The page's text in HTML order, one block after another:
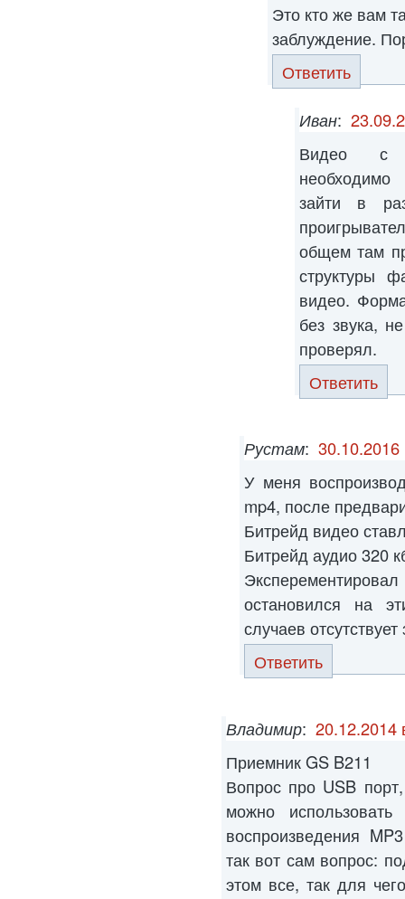
Это кто же вам
заблуждение.
Ответить
Иван:
Видео с
зайти в
общем там
структуры
видео.
без звука,
проверял.
Ответить
Рустам: 30.10.2016
У меня
mp4, после
Битрейд видео
Битрейд аудио 320
остановился на
случаев отсутствует
Ответить
Владимир: 20.12.2014
Приемник GS B211
Вопрос про USB
можно
воспроизведения
так вот сам вопрос:
этом все, так для